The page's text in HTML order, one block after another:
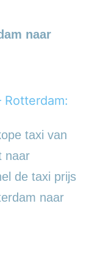
naar
Rotterdam:
taxi van
naar
de taxi prijs
naar